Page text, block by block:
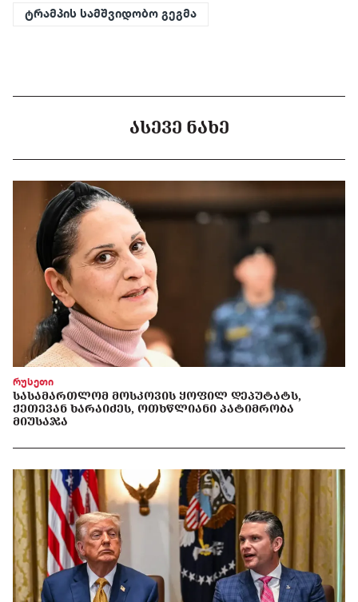
ტრამპის სამშვიდობო გეგმა
ᲐᲡᲔᲕᲔ ᲜᲐᲮᲔ
რუსეთი
ᲡᲐᲡᲐᲛᲐᲠᲗᲚᲝᲛ ᲛᲝᲡᲙᲝᲕᲘᲡ ᲧᲝᲤᲘᲚ ᲓᲔᲞᲣᲢᲐᲢᲡ,
ᲥᲔᲗᲔᲕᲐᲜ ᲮᲐᲠᲐᲘᲫᲔᲡ, ᲝᲗᲮᲬᲚᲘᲐᲜᲘ ᲞᲐᲢᲘᲛᲠᲝᲑᲐ
ᲛᲘᲣᲡᲐᲯᲐ